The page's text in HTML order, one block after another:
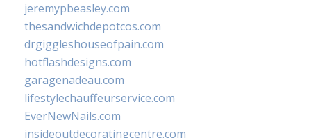
jeremypbeasley.com
thesandwichdepotcos.com
drgiggleshouseofpain.com
hotflashdesigns.com
garagenadeau.com
lifestylechauffeurservice.com
EverNewNails.com
insideoutdecoratingcentre.com